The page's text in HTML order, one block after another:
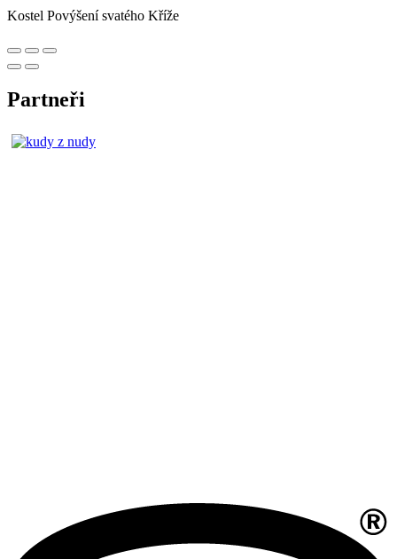
Kostel Povýšení svatého Kříže
Partneři